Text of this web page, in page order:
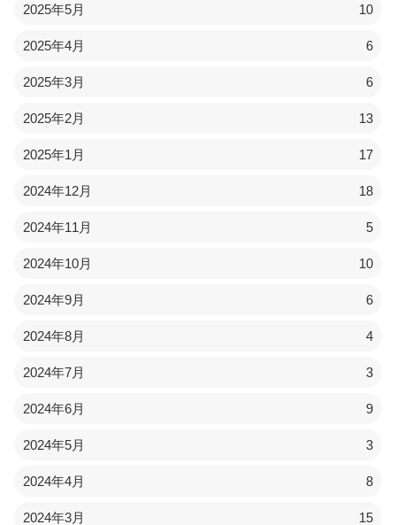
2025年5月 10
2025年4月 6
2025年3月 6
2025年2月 13
2025年1月 17
2024年12月 18
2024年11月 5
2024年10月 10
2024年9月 6
2024年8月 4
2024年7月 3
2024年6月 9
2024年5月 3
2024年4月 8
2024年3月 15